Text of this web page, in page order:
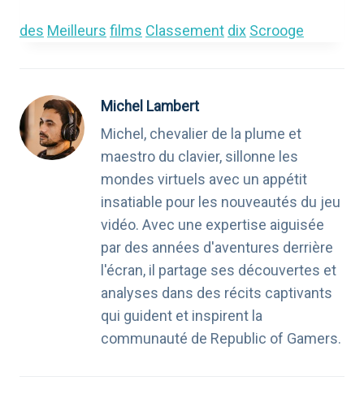
des Meilleurs films Classement dix Scrooge
Michel Lambert
Michel, chevalier de la plume et
maestro du clavier, sillonne les
mondes virtuels avec un appétit
insatiable pour les nouveautés du jeu
vidéo. Avec une expertise aiguisée
par des années d'aventures derrière
l'écran, il partage ses découvertes et
analyses dans des récits captivants
qui guident et inspirent la
communauté de Republic of Gamers.